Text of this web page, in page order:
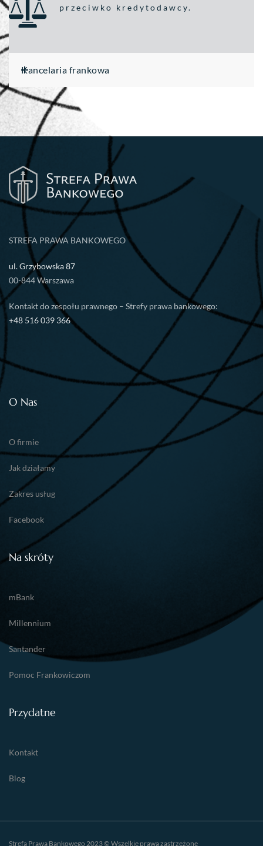
przeciwko kredytodawcy.
Kancelaria frankowa
STREFA PRAWA BANKOWEGO
ul. Grzybowska 87
00-844 Warszawa
Kontakt do zespołu prawnego – Strefy prawa bankowego:
+48 516 039 366
O Nas
O firmie
Jak działamy
Zakres usług
Facebook
Na skróty
mBank
Millennium
Santander
Pomoc Frankowiczom
Przydatne
Kontakt
Blog
Strefa Prawa Bankowego 2023 © Wszelkie prawa zastrzeżone